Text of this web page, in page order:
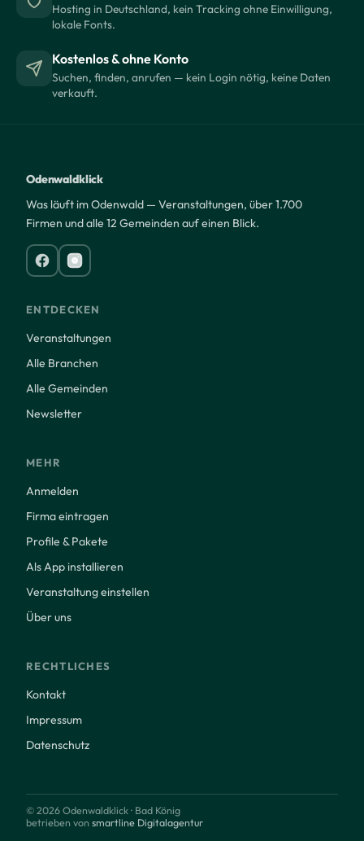
Hosting in Deutschland, kein Tracking ohne Einwilligung,
lokale Fonts.
Kostenlos & ohne Konto
Suchen, finden, anrufen — kein Login nötig, keine Daten
verkauft.
Odenwaldklick
Was läuft im Odenwald — Veranstaltungen, über 1.700
Firmen und alle 12 Gemeinden auf einen Blick.
ENTDECKEN
Veranstaltungen
Alle Branchen
Alle Gemeinden
Newsletter
MEHR
Anmelden
Firma eintragen
Profile & Pakete
Als App installieren
Veranstaltung einstellen
Über uns
RECHTLICHES
Kontakt
Impressum
Datenschutz
© 2026 Odenwaldklick · Bad König
betrieben von smartline Digitalagentur